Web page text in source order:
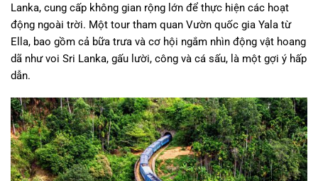
Lanka, cung cấp không gian rộng lớn để thực hiện các hoạt
động ngoài trời. Một tour tham quan Vườn quốc gia Yala từ
Ella, bao gồm cả bữa trưa và cơ hội ngắm nhìn động vật hoang
dã như voi Sri Lanka, gấu lười, công và cá sấu, là một gợi ý hấp
dẫn.